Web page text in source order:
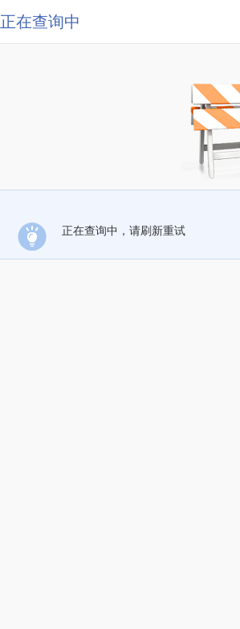
正在查询中
正在查询中，请刷新重试